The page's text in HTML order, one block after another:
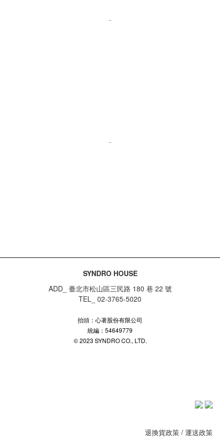
SYNDRO HOUSE
ADD_ 臺北市松山區三民路 180 巷 22 號
TEL_ 02-3765-5020
抬頭：心著股份有限公司
統編：54649779
© 2023 SYNDRO CO., LTD.
退換貨政策 / 運送政策